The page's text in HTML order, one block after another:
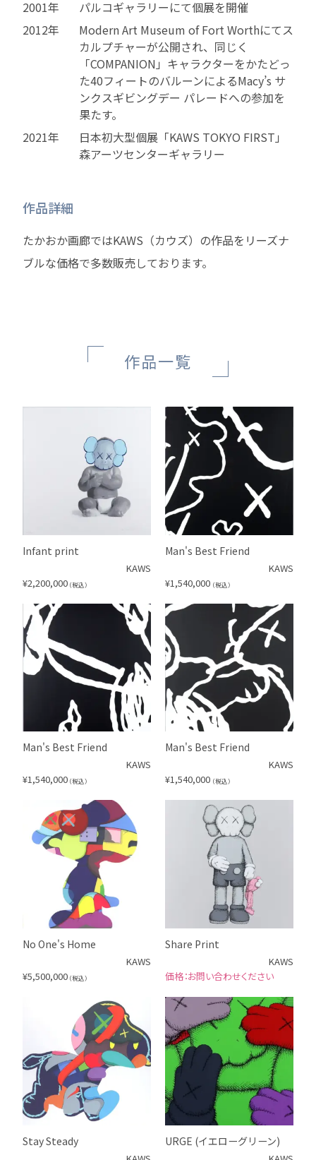
2001年
パルコギャラリーにて個展を開催
2012年
Modern Art Museum of Fort Worthにてス
カルプチャーが公開され、同じく
「COMPANION」キャラクターをかたどっ
た40フィートのバルーンによるMacy’s サ
ンクスギビングデー パレードへの参加を
果たす。
2021年
日本初大型個展「KAWS TOKYO FIRST」
森アーツセンターギャラリー
作品詳細
たかおか画廊ではKAWS（カウズ）の作品をリーズナ
ブルな価格で多数販売しております。
作品一覧
Infant print
KAWS
¥2,200,000 （税込）
Man's Best Friend
KAWS
¥1,540,000 （税込）
Man's Best Friend
KAWS
¥1,540,000 （税込）
Man's Best Friend
KAWS
¥1,540,000 （税込）
No One's Home
KAWS
¥5,500,000 （税込）
Share Print
KAWS
お問い合わせください
Stay Steady URGE (イエローグリーン)